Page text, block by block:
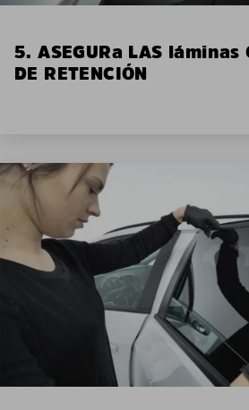
5. ASEGURa LAS láminas
DE RETENCIÓN